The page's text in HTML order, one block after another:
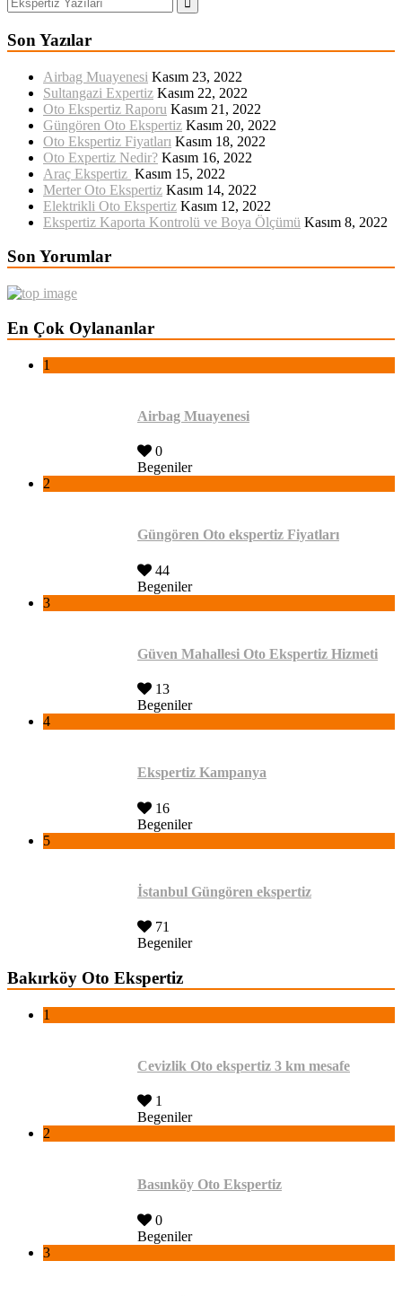
Son Yazılar
Airbag Muayenesi Kasım 23, 2022
Sultangazi Expertiz Kasım 22, 2022
Oto Ekspertiz Raporu Kasım 21, 2022
Güngören Oto Ekspertiz Kasım 20, 2022
Oto Ekspertiz Fiyatları Kasım 18, 2022
Oto Expertiz Nedir? Kasım 16, 2022
Araç Ekspertiz Kasım 15, 2022
Merter Oto Ekspertiz Kasım 14, 2022
Elektrikli Oto Ekspertiz Kasım 12, 2022
Ekspertiz Kaporta Kontrolü ve Boya Ölçümü Kasım 8, 2022
Son Yorumlar
En Çok Oylananlar
1
Airbag Muayenesi
0
Begeniler
2
Güngören Oto ekspertiz Fiyatları
44
Begeniler
3
Güven Mahallesi Oto Ekspertiz Hizmeti
13
Begeniler
4
Ekspertiz Kampanya
16
Begeniler
5
İstanbul Güngören ekspertiz
71
Begeniler
Bakırköy Oto Ekspertiz
1
Cevizlik Oto ekspertiz 3 km mesafe
1
Begeniler
2
Basınköy Oto Ekspertiz
0
Begeniler
3